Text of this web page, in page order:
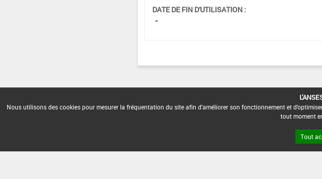
DATE DE FIN D'UTILISATION :
-
Nous utilisons des cookies pour mesurer la fréquentation du site afin d'améliorer son fonctionnement et
tout moment
Tout